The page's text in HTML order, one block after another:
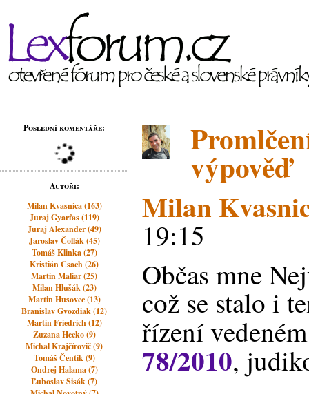
Poslední komentáře:
Autoři:
Milan Kvasnica (163)
Juraj Gyarfas (119)
Juraj Alexander (49)
Jaroslav Čollák (45)
Tomáš Klinka (27)
Kristián Csach (26)
Martin Maliar (25)
Milan Hlušák (23)
Martin Husovec (13)
Branislav Gvozdiak (12)
Martin Friedrich (12)
Zuzana Hecko (9)
Michal Krajčírovič (9)
Tomáš Čentík (9)
Ondrej Halama (7)
Ľuboslav Sisák (7)
výpověď
Milan
19:15
Občas mne
což se stalo i
řízení
78/2010,